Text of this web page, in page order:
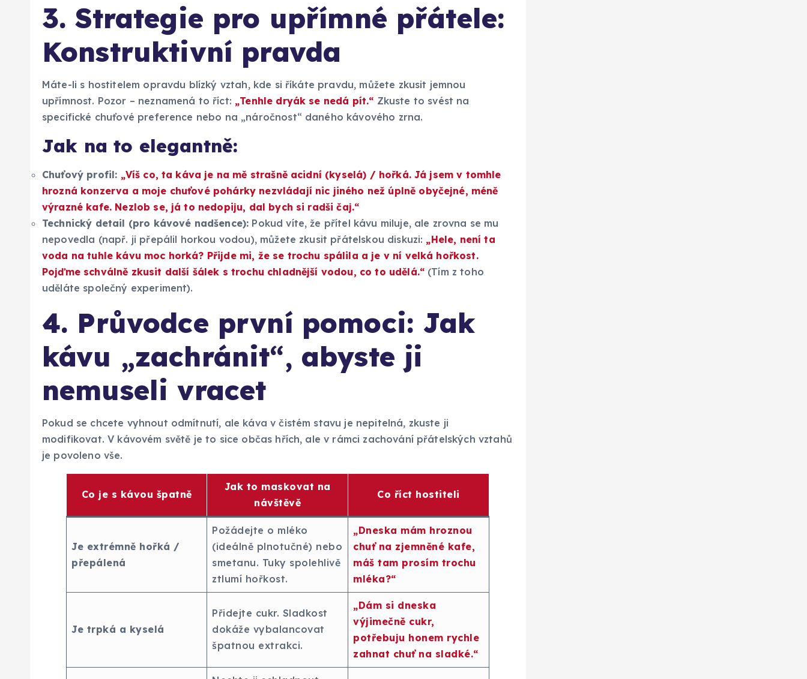
3. Strategie pro upřímné přátele:
Konstruktivní pravda
Máte-li s hostitelem opravdu blízký vztah, kde si říkáte pravdu, můžete zkusit jemnou
upřímnost. Pozor – neznamená to říct: „Tenhle dryák se nedá pít.“ Zkuste to svést na
specifické chuťové preference nebo na „náročnost“ daného kávového zrna.
Jak na to elegantně:
Chuťový profil: „Víš co, ta káva je na mě strašně acidní (kyselá) / hořká. Já jsem v tomhle
hrozná konzerva a moje chuťové pohárky nezvládají nic jiného než úplně obyčejné, méně
výrazné kafe. Nezlob se, já to nedopiju, dal bych si radši čaj.“
Technický detail (pro kávové nadšence): Pokud víte, že přítel kávu miluje, ale zrovna se mu
nepovedla (např. ji přepálil horkou vodou), můžete zkusit přátelskou diskuzi: „Hele, není ta
voda na tuhle kávu moc horká? Přijde mi, že se trochu spálila a je v ní velká hořkost.
Pojďme schválně zkusit další šálek s trochu chladnější vodou, co to udělá.“ (Tím z toho
uděláte společný experiment).
4. Průvodce první pomoci: Jak
kávu „zachránit“, abyste ji
nemuseli vracet
Pokud se chcete vyhnout odmítnutí, ale káva v čistém stavu je nepitelná, zkuste ji
modifikovat. V kávovém světě je to sice občas hřích, ale v rámci zachování přátelských vztahů
je povoleno vše.
Co je s kávou špatně
Jak to maskovat na
návštěvě
Co říct hostiteli
Je extrémně hořká /
přepálená
Požádejte o mléko
(ideálně plnotučné) nebo
smetanu. Tuky spolehlivě
ztlumí hořkost.
„Dneska mám hroznou
chuť na zjemněné kafe,
máš tam prosím trochu
mléka?“
Je trpká a kyselá
Přidejte cukr. Sladkost
dokáže vybalancovat
špatnou extrakci.
„Dám si dneska
výjimečně cukr,
potřebuju honem rychle
zahnat chuť na sladké.“